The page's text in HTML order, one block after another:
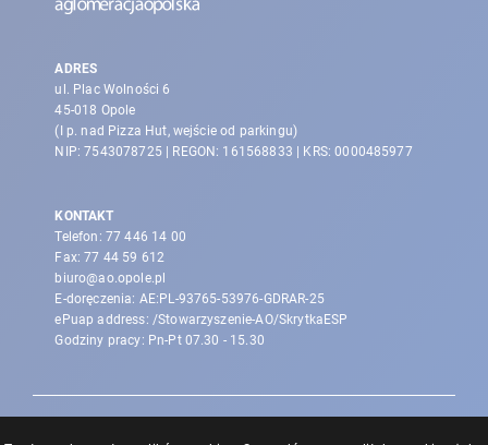
ADRES
ul. Plac Wolności 6
45-018 Opole
(I p. nad Pizza Hut, wejście od parkingu)
NIP: 7543078725 | REGON: 161568833 | KRS: 0000485977
KONTAKT
Telefon: 77 446 14 00
Fax:77 44 59 612
biuro@ao.opole.pl
E-doręczenia: AE:PL-93765-53976-GDRAR-25
ePuap address: /Stowarzyszenie-AO/SkrytkaESP
Godziny pracy: Pn-Pt 07.30 - 15.30